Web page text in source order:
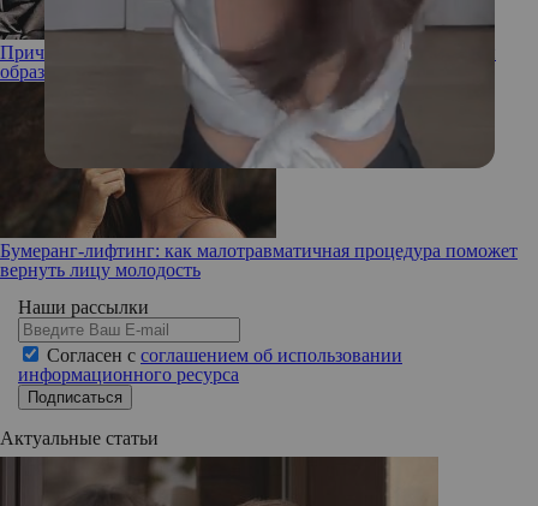
Прическа Малефисенты: Рената Литвинова показала новый
образ
Бумеранг-лифтинг: как малотравматичная процедура поможет
вернуть лицу молодость
Наши рассылки
Согласен с соглашением об использовании
информационного ресурса
Подписаться
Актуальные статьи